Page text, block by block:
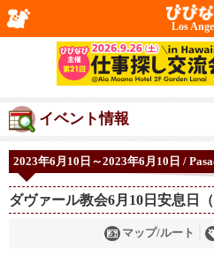
Los
イベント情報
2023年6月10日～2023年6月10日 /
ダヴァール教会6月10日安息日
マップ/ルート